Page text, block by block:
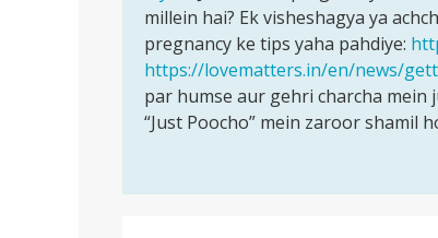
apni
wife
se
sex
by
bohot…
millein hai? Ek visheshagya ya
pregnancy ke tips yaha pahdiye:
https://lovematters.in/en/news/
par humse aur gehri charcha mein
“Just Poocho” mein zaroor shamil